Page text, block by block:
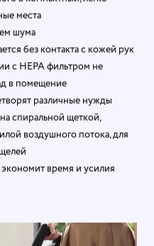
места
шума
без контакта с кожей рук
с HEPA фильтром не
в помещение
различные нужды
спиральной щеткой,
воздушного потока, для
время и усилия